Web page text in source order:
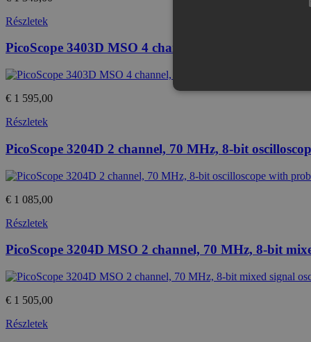
Részletek
PicoScope 3403D MSO 4 channel, 50 MHz, 8-bit
€ 1 595,00
Részletek
PicoScope 3204D 2 channel, 70 MHz, 8-bit
€ 1 085,00
Részletek
PicoScope 3204D MSO 2 channel, 70 MHz, 8-bit
€ 1 505,00
Részletek
Az elengedhetetlenül
nem használható megfelelően
Név
PHPSESSID